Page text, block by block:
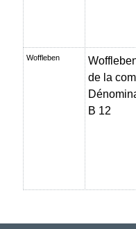
Woffleben
de la
B 12